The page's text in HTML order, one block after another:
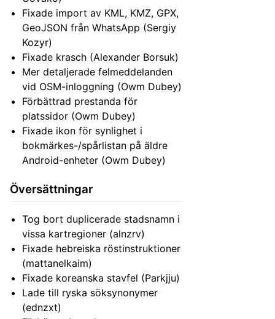
Fixade import av KML, KMZ, GPX,
GeoJSON från WhatsApp (Sergiy
Kozyr)
Fixade krasch (Alexander Borsuk)
Mer detaljerade felmeddelanden
vid OSM-inloggning (Owm Dubey)
Förbättrad prestanda för
platssidor (Owm Dubey)
Fixade ikon för synlighet i
bokmärkes-/spårlistan på äldre
Android-enheter (Owm Dubey)
Översättningar
Tog bort duplicerade stadsnamn i
vissa kartregioner (alnzrv)
Fixade hebreiska röstinstruktioner
(mattanelkaim)
Fixade koreanska stavfel (Parkjju)
Lade till ryska söksynonymer
(ednzxt)